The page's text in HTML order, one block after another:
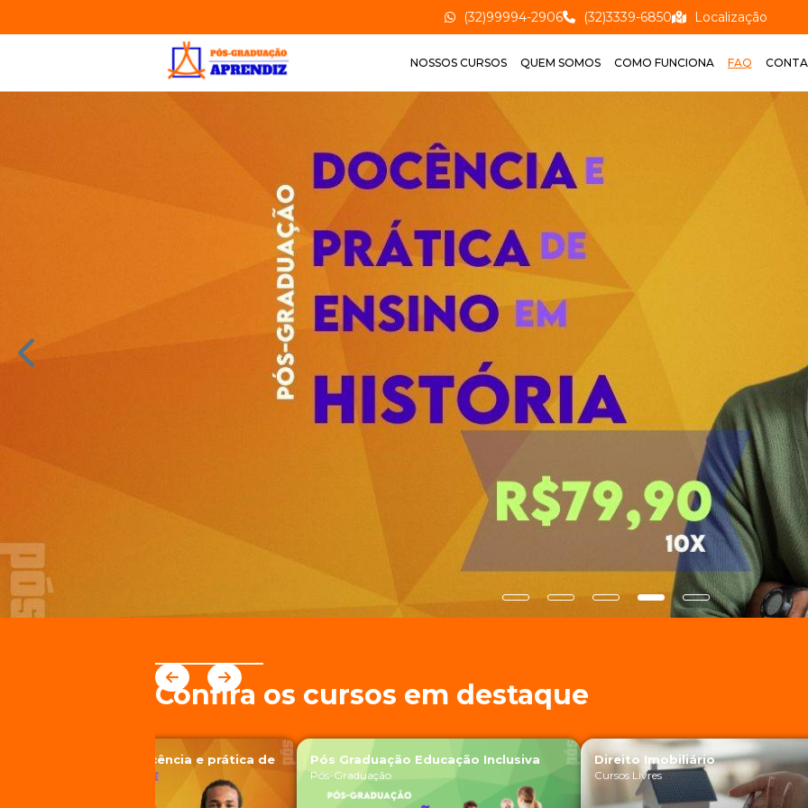
(32)99994-2906 (32)3339-6850 Localização
NOSSOS CURSOS QUEM SOMOS COMO FUNCIONA FAQ
Show
Show
Show
Show
Show
Confira os cursos em destaque
Pós Graduação Docência e prática de
Pós Graduação Educação Inclusiva
Pós-Graduação
Direito Imobiliário
Cursos Livres